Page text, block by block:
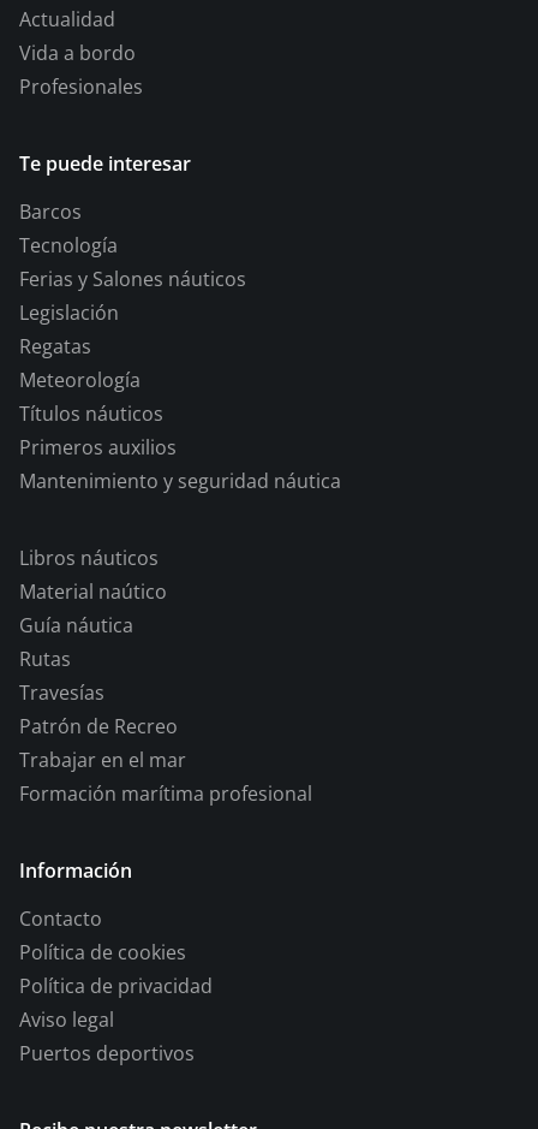
Actualidad
Vida a bordo
Profesionales
Te puede interesar
Barcos
Tecnología
Ferias y Salones náuticos
Legislación
Regatas
Meteorología
Títulos náuticos
Primeros auxilios
Mantenimiento y seguridad náutica
Libros náuticos
Material naútico
Guía náutica
Rutas
Travesías
Patrón de Recreo
Trabajar en el mar
Formación marítima profesional
Información
Contacto
Política de cookies
Política de privacidad
Aviso legal
Puertos deportivos